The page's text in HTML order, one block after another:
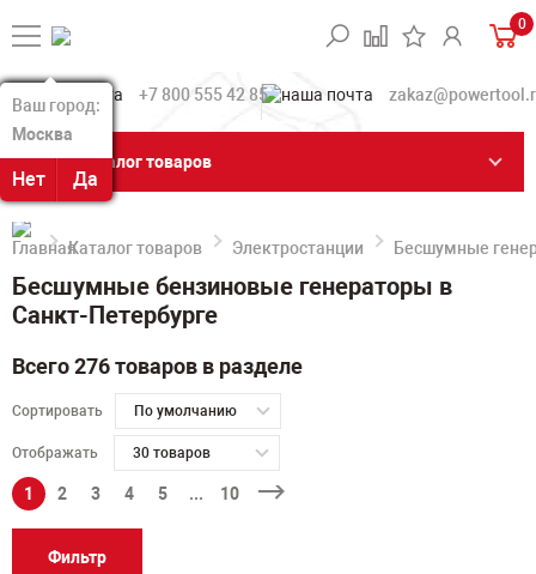
Ваш город:
Москва
Нет Да
Ваш город:
Москва
Нет Да
0
+7 800 555 42 85
Каталог товаров
Каталог товаров Электростанции Бесшумные
Бесшумные бензиновые генераторы в
Санкт-Петербурге
Всего 276 товаров в разделе
Сортировать По умолчанию
Отображать 30 товаров
1 2 3 4 5 ... 10
Фильтр